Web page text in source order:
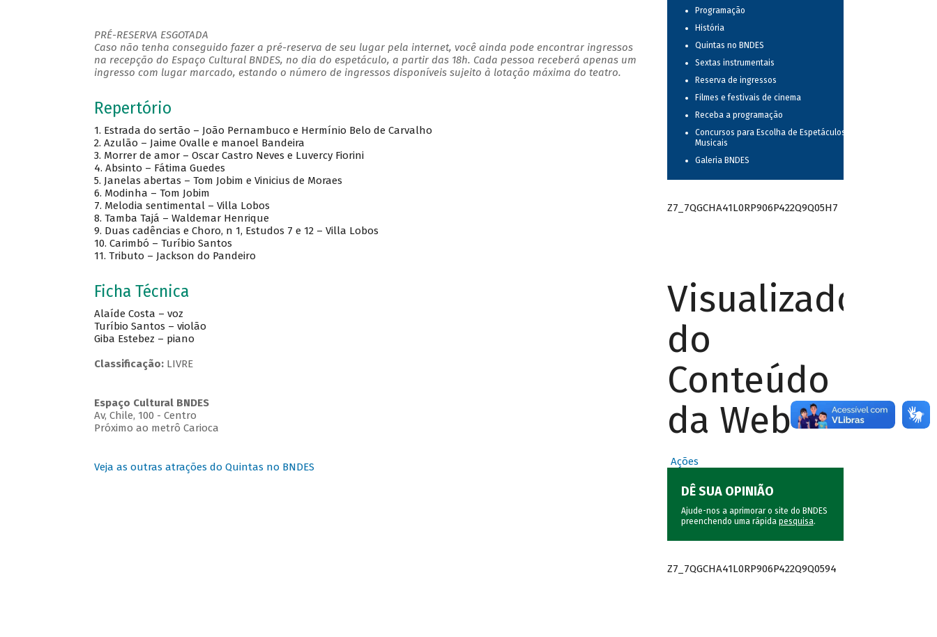
PRÉ-RESERVA ESGOTADA
Caso não tenha conseguido fazer a pré-reserva de seu lugar pela internet, você ainda pode encontrar ingressos
na recepção do Espaço Cultural BNDES, no dia do espetáculo, a partir das 18h. Cada pessoa receberá apenas um
ingresso com lugar marcado, estando o número de ingressos disponíveis sujeito à lotação máxima do teatro.
Repertório
1. Estrada do sertão – João Pernambuco e Hermínio Belo de Carvalho
2. Azulão – Jaime Ovalle e manoel Bandeira
3. Morrer de amor – Oscar Castro Neves e Luvercy Fiorini
4. Absinto – Fátima Guedes
5. Janelas abertas – Tom Jobim e Vinicius de Moraes
6. Modinha – Tom Jobim
7. Melodia sentimental – Villa Lobos
8. Tamba Tajá – Waldemar Henrique
9. Duas cadências e Choro, n 1, Estudos 7 e 12 – Villa Lobos
10. Carimbó – Turíbio Santos
11. Tributo – Jackson do Pandeiro
Ficha Técnica
Alaíde Costa – voz
Turíbio Santos – violão
Giba Estebez – piano
Classificação: LIVRE
Espaço Cultural BNDES
Av, Chile, 100 - Centro
Próximo ao metrô Carioca
Veja as outras atrações do Quintas no BNDES
Programação
História
Quintas no BNDES
Sextas instrumentais
Reserva de ingressos
Filmes e festivais de cinema
Receba a programação
Concursos para Escolha de Espetáculos
Musicais
Galeria BNDES
Z7_7QGCHA41L0RP906P422Q9Q05H7
Visualizador
do
Conteúdo
da Web
Ações
DÊ SUA OPINIÃO
Ajude-nos a aprimorar o site do BNDES
preenchendo uma rápida pesquisa.
Z7_7QGCHA41L0RP906P422Q9Q0594